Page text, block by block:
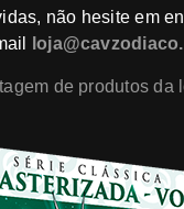
não hesite em
de produtos da